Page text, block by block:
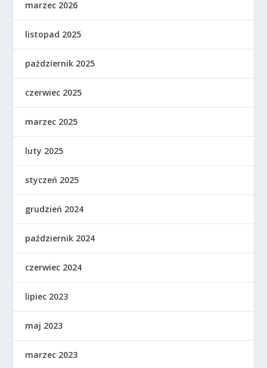
marzec 2026
listopad 2025
październik 2025
czerwiec 2025
marzec 2025
luty 2025
styczeń 2025
grudzień 2024
październik 2024
czerwiec 2024
lipiec 2023
maj 2023
marzec 2023